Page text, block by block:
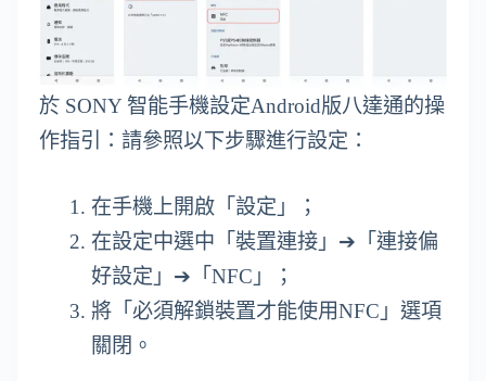
於 SONY 智能手機設定Android版八達通的操
作指引：請參照以下步驟進行設定：
在手機上開啟「設定」；
在設定中選中「裝置連接」➔「連接偏
好設定」➔「NFC」；
將「必須解鎖裝置才能使用NFC」選項
關閉。